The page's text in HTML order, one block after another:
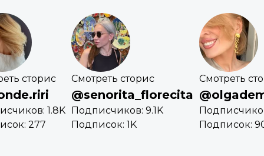
сторис
1.8K
277
Смотреть сторис
@senorita_florecita
Подписчиков: 9.1K
Подписок: 1K
Смотреть
Подписок: